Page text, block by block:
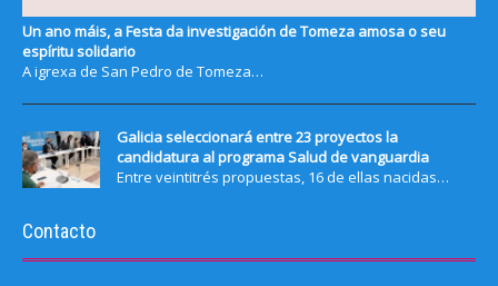
Un ano máis, a Festa da investigación de Tomeza amosa o seu
espíritu solidario
A igrexa de San Pedro de Tomeza…
Galicia seleccionará entre 23 proyectos la
candidatura al programa Salud de vanguardia
Entre veintitrés propuestas, 16 de ellas nacidas…
Contacto